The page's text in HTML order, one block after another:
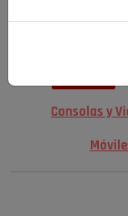
Cine, Libros y
Consolas y